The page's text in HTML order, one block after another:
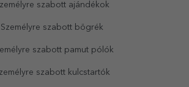
szabott ajándékok
Személyre szabott bögrék
szabott pamut pólók
szabott kulcstartók